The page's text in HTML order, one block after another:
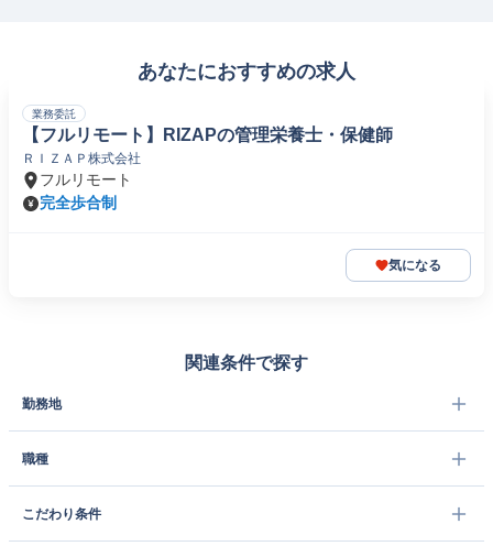
あなたにおすすめの求人
業務委託
【フルリモート】RIZAPの管理栄養士・保健師
ＲＩＺＡＰ株式会社
フルリモート
完全歩合制
気になる
関連条件で探す
勤務地
職種
こだわり条件